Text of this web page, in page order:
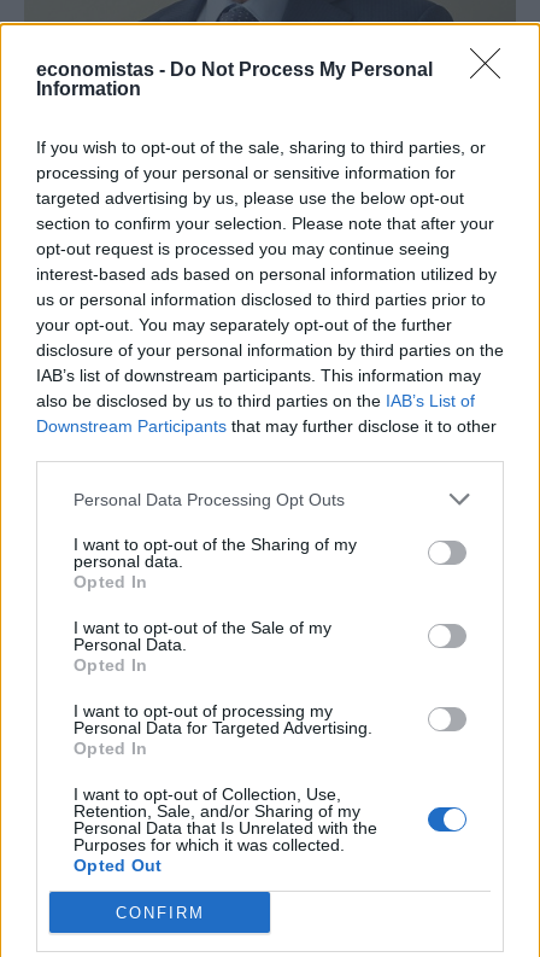
economistas - Do Not Process My Personal
Information
If you wish to opt-out of the sale, sharing to third parties, or
processing of your personal or sensitive information for
targeted advertising by us, please use the below opt-out
section to confirm your selection. Please note that after your
opt-out request is processed you may continue seeing
interest-based ads based on personal information utilized by
us or personal information disclosed to third parties prior to
your opt-out. You may separately opt-out of the further
disclosure of your personal information by third parties on the
IAB’s list of downstream participants. This information may
also be disclosed by us to third parties on the IAB’s List of
Downstream Participants that may further disclose it to other
Personal Data Processing Opt Outs
I want to opt-out of the Sharing of my
personal data.
Opted In
I want to opt-out of the Sale of my
Personal Data.
Opted In
I want to opt-out of processing my
Personal Data for Targeted Advertising.
Opted In
I want to opt-out of Collection, Use,
Retention, Sale, and/or Sharing of my
Personal Data that Is Unrelated with the
Purposes for which it was collected.
Opted Out
CONFIRM
SingularLogic: Νέος πρόεδρος και CEO ο Γ.
NEWSROOM/16 Ιουλ 2019
Νωρίτερα τα εκλογικά αποτελέσματα χάρη
σε τάμπλετ - κινητά
NEWSROOM / 15 Ιουλ 2019